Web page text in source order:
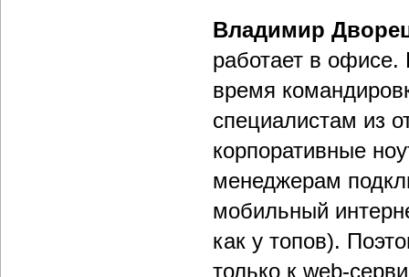
Владимир
работает в офисе.
время
специалистам из
корпоративные
менеджерам
мобильный
как у топов).
только к web-